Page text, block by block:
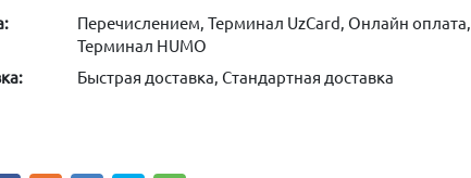
Перечислением, Терминал UzCard, Онлайн оплата,
Терминал HUMO
Быстрая доставка, Стандартная доставка